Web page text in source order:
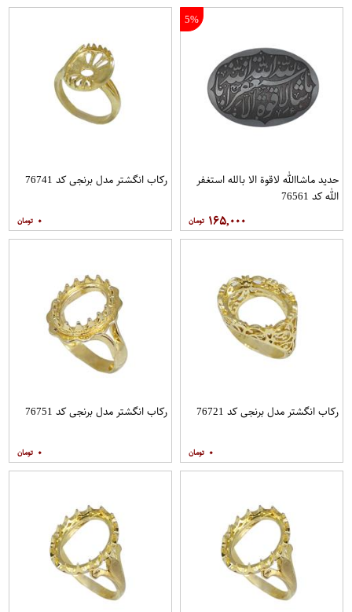
5%
حدید ماشاالله لاقوة الا بالله استغفر
الله کد 76561
۱۶۵,۰۰۰
رکاب انگشتر مدل برنجی کد 76741
۰
رکاب انگشتر مدل برنجی کد 76721
۰
رکاب انگشتر مدل برنجی کد 76751
۰